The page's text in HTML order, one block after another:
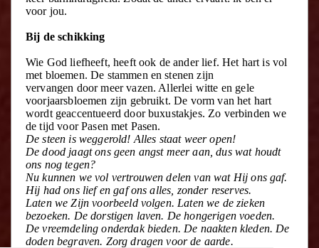
voor jou.
Bij de schikking
Wie God liefheeft, heeft ook de ander lief. Het hart is vol
met bloemen. De stammen en stenen zijn
vervangen door meer vazen. Allerlei witte en gele
voorjaarsbloemen zijn gebruikt. De vorm van het hart
wordt geaccentueerd door buxustakjes. Zo verbinden we
de tijd voor Pasen met Pasen.
De steen is weggerold! Alles staat weer open!
De dood jaagt ons geen angst meer aan, dus wat houdt
ons nog tegen?
Nu kunnen we vol vertrouwen delen van wat Hij ons gaf.
Hij had ons lief en gaf ons alles, zonder reserves.
Laten we Zijn voorbeeld volgen. Laten we de zieken
bezoeken. De dorstigen laven. De hongerigen voeden.
De vreemdeling onderdak bieden. De naakten kleden. De
doden begraven. Zorg dragen voor de aarde.